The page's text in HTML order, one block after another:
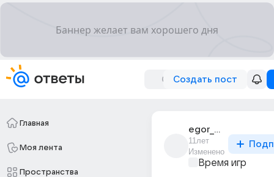
Создать пост
Главная
Моя лента
Пространства
egor_miasnikov_34
11лет
Изменено
Время игр